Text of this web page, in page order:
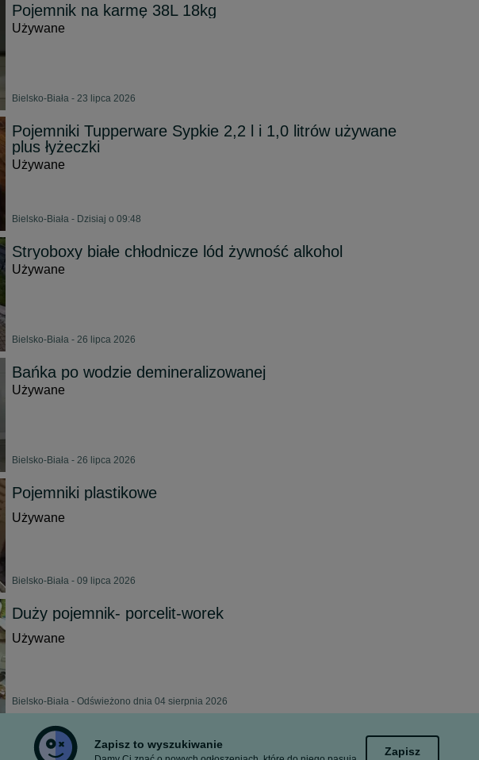
Pojemnik na karmę 38L 18kg
Używane
Bielsko-Biała - 23 lipca 2026
Pojemniki Tupperware Sypkie 2,2 l i 1,0 litrów używane
plus łyżeczki
Używane
Bielsko-Biała - Dzisiaj o 09:48
Stryoboxy białe chłodnicze lód żywność alkohol
Używane
Bielsko-Biała - 26 lipca 2026
Bańka po wodzie demineralizowanej
Używane
Bielsko-Biała - 26 lipca 2026
Pojemniki plastikowe
Używane
Bielsko-Biała - 09 lipca 2026
Duży pojemnik- porcelit-worek
Używane
Bielsko-Biała - Odświeżono dnia 04 sierpnia 2026
Zapisz to wyszukiwanie
Zapisz